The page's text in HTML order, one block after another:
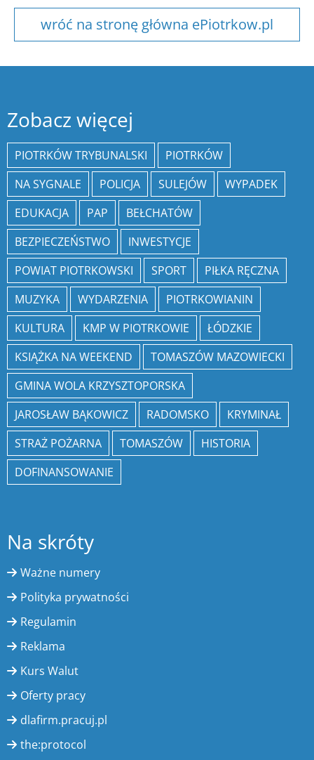
wróć na stronę główna ePiotrkow.pl
Zobacz więcej
PIOTRKÓW TRYBUNALSKI
PIOTRKÓW
NA SYGNALE
POLICJA SULEJÓW
WYPADEK
EDUKACJA
PAP
BEŁCHATÓW
BEZPIECZEŃSTWO
INWESTYCJE
POWIAT PIOTRKOWSKI
SPORT
PIŁKA RĘCZNA
MUZYKA
WYDARZENIA
PIOTRKOWIANIN
KULTURA
KMP W PIOTRKOWIE
ŁÓDZKIE
KSIĄŻKA NA WEEKEND
TOMASZÓW MAZOWIECKI
GMINA WOLA KRZYSZTOPORSKA
JAROSŁAW BĄKOWICZ
RADOMSKO
KRYMINAŁ
STRAŻ POŻARNA
TOMASZÓW
HISTORIA
DOFINANSOWANIE
Na skróty
Ważne numery
Polityka prywatności
Regulamin
Reklama
Kurs Walut
Oferty pracy
dlafirm.pracuj.pl
the:protocol